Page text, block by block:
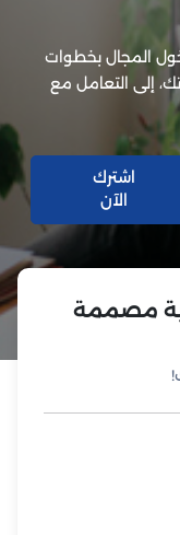
مصممة
المجال بخطوات
إلى التعامل مع
اشترك
الآن